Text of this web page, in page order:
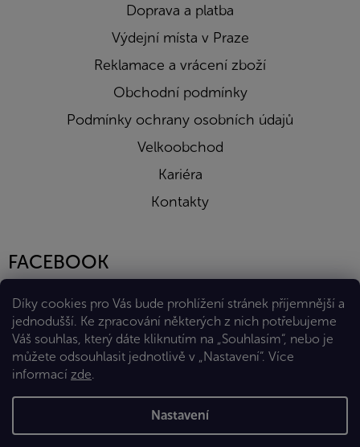
Díky cookies pro Vás bude prohlížení stránek příjemnější a
jednodušší. Ke zpracování některých z nich potřebujeme
Váš souhlas, který dáte kliknutím na „Souhlasím“, nebo je
můžete odsouhlasit jednotlivě v „Nastavení“. Více
informací zde.
Nastavení
Doprava a platba
Výdejní místa v Praze
Reklamace a vrácení zboží
Obchodní podmínky
Podmínky ochrany osobních údajů
Velkoobchod
Kariéra
Kontakty
FACEBOOK
Vytvořil Shoptet Premium